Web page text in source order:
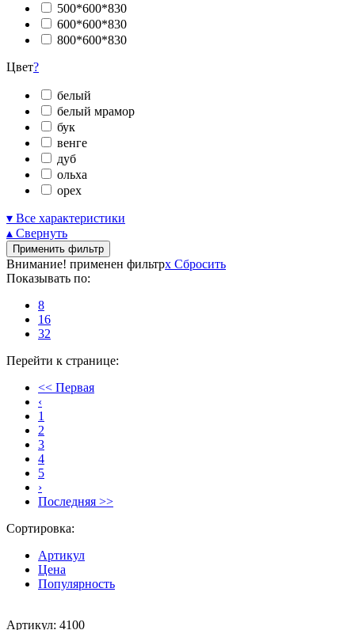
500*600*830
600*600*830
800*600*830
Цвет?
белый
белый мрамор
бук
венге
дуб
ольха
орех
▾ Все характеристики
▴ Свернуть
Применить фильтр
Внимание! применен фильтрx Сбросить
Показывать по:
8
16
32
Перейти к странице:
<< Первая
‹
1
2
3
4
5
›
Последняя >>
Сортировка:
Артикул
Цена
Популярность
Артикул: 4100